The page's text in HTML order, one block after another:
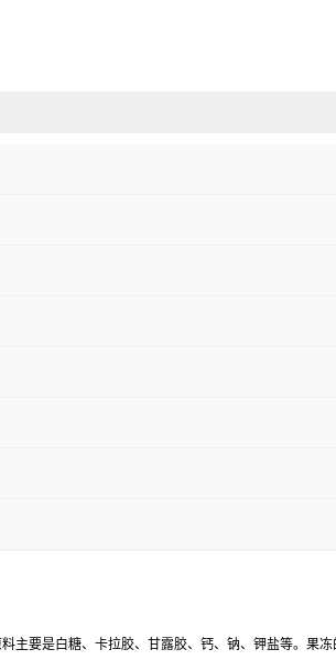
要是白糖、卡拉胶、甘露胶、钙、钠、钾盐等。果